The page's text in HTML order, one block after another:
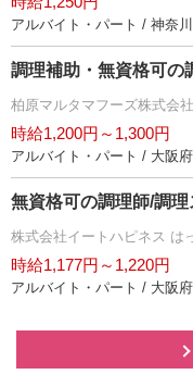
アルバイト・パート / 神奈
調理補助・無資格可の
柏原マルタマフーズ株式会
時給1,200円～1,300円
アルバイト・パート / 大阪府
無資格可の調理師/調理
株式会社イートハピネス は
時給1,177円～1,220円
アルバイト・パート / 大阪府